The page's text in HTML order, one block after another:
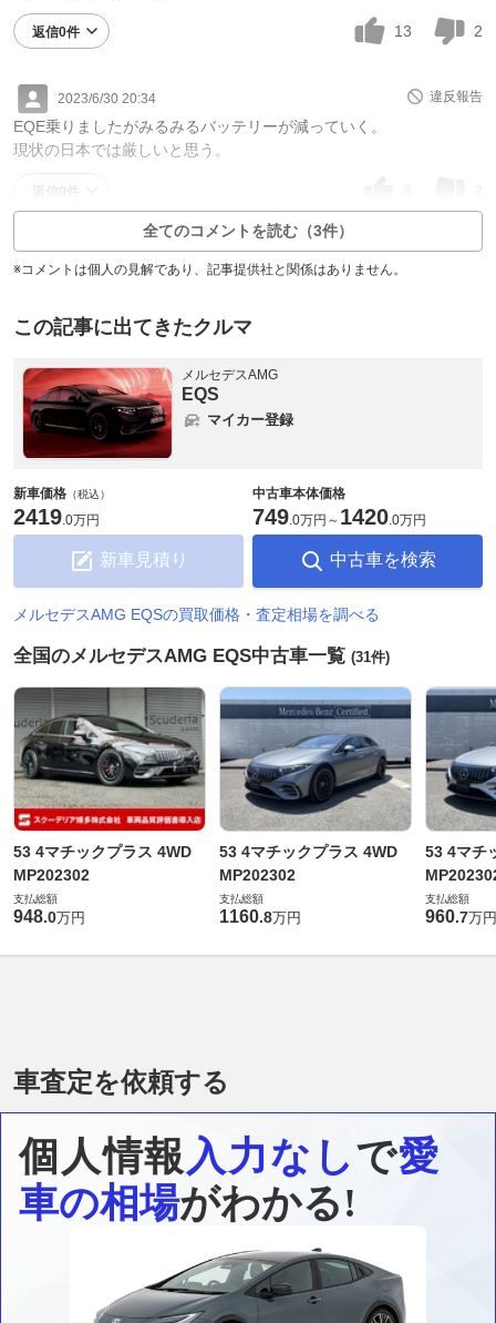
返信0件 13 2
2023/6/30 20:34 違反報告
EQE乗りましたがみるみるバッテリーが減っていく。
現状の日本では厳しいと思う。
返信0件
全てのコメントを読む（3件）
※コメントは個人の見解であり、記事提供社と関係はありません。
この記事に出てきたクルマ
メルセデスAMG
EQS
マイカー登録
新車価格 （税込）
2419.0万円
新車見積り
中古車本体価格
749.0万円 ～ 1420.0万円
中古車を検索
メルセデスAMG EQSの買取価格・査定相場を調べる
全国のメルセデスAMG EQS中古車一覧 (31件)
53 4マチックプラス 4WD
MP202302
支払総額
948.0万円
53 4マチックプラス 4WD
MP202302
支払総額
1160.8万円
53 4マチ
支払総額
960.7万円
車査定を依頼する
個人情報入力なしで愛
車の相場がわかる!